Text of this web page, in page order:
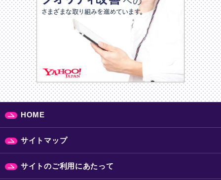
HOME
サイトマップ
サイトのご利用にあたって